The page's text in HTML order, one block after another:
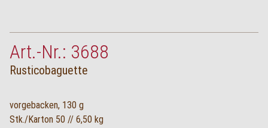
Art.-Nr.: 3688
Rusticobaguette
vorgebacken, 130 g
Stk./Karton 50 // 6,50 kg